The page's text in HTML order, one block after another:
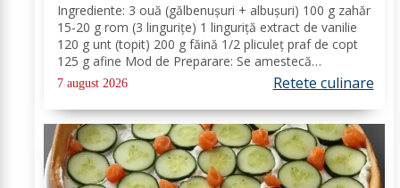
Ingrediente: 3 ouă (gălbenușuri + albușuri) 100 g zahăr
15-20 g rom (3 lingurițe) 1 linguriță extract de vanilie
120 g unt (topit) 200 g făină 1/2 pliculeț praf de copt
125 g afine Mod de Preparare: Se amestecă
gălbenușurile cu zahărul, romul și vanilia. Se adaugă
untul topit, făina și praful de...
7 august 2026 Retete culinare